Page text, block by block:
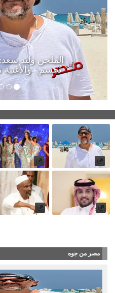
الملحن وليد
تُحسم.. والأغنية
مصر من جوه